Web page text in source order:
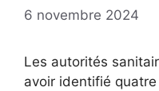
6 novembre 2024
Les autorités
avoir identifié